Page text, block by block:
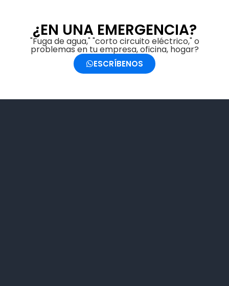
¿EN UNA EMERGENCIA?
"Fuga de agua," "corto circuito eléctrico," o
problemas en tu empresa, oficina, hogar?
ESCRÍBENOS